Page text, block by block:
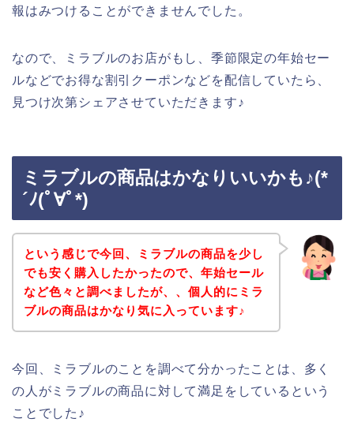
報はみつけることができませんでした。
なので、ミラブルのお店がもし、季節限定の年始セー
ルなどでお得な割引クーポンなどを配信していたら、
見つけ次第シェアさせていただきます♪
ミラブルの商品はかなりいいかも♪(*
´ﾉ(ﾟ∀ﾟ*)
という感じで今回、ミラブルの商品を少し
でも安く購入したかったので、年始セール
など色々と調べましたが、、個人的にミラ
ブルの商品はかなり気に入っています♪
今回、ミラブルのことを調べて分かったことは、多く
の人がミラブルの商品に対して満足をしているという
ことでした♪